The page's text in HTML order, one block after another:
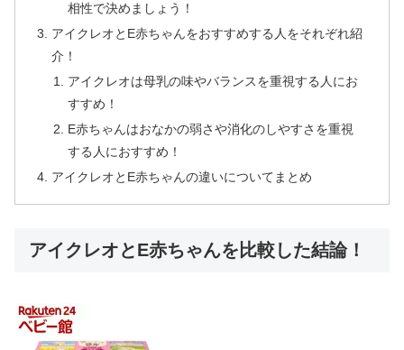
相性で決めましょう！
アイクレオとE赤ちゃんをおすすめする人をそれぞれ紹
介！
アイクレオは母乳の味やバランスを重視する人にお
すすめ！
E赤ちゃんはおなかの弱さや消化のしやすさを重視
する人におすすめ！
アイクレオとE赤ちゃんの違いについてまとめ
アイクレオとE赤ちゃんを比較した結論！